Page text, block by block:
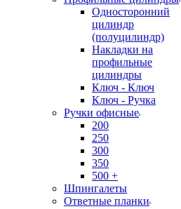
Односторонний
цилиндр
(полуцилиндр)
Накладки на
профильные
цилиндры
Ключ - Ключ
Ключ - Ручка
Ручки офисные
200
250
300
350
500 +
Шпингалеты
Ответные планки